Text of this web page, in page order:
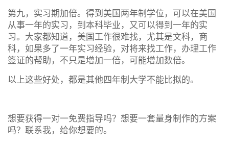
第九，实习期加倍。得到美国两年制学位，可以在美国
从事一年的实习，到本科毕业，又可以得到一年的实
习。大家都知道，美国工作很难找，尤其是文科，商
科，如果多了一年实习经验，对将来找工作，办理工作
签证的帮助，不只是增加一倍，可能增加数倍。
以上这些好处，都是其他四年制大学不能比拟的。
想要获得一对一免费指导吗？想要一套量身制作的方案
吗？联系我，给你想要的。